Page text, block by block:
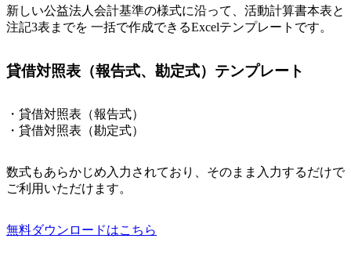
新しい公益法人会計基準の様式に沿って、活動計算書本表と
注記3表までを 一括で作成できるExcelテンプレートです。
貸借対照表（報告式、勘定式）テンプレート
・貸借対照表（報告式）
・貸借対照表（勘定式）
数式もあらかじめ入力されており、そのまま入力するだけで
ご利用いただけます。
無料ダウンロードはこちら